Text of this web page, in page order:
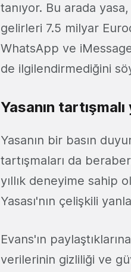
tanıyor. Bu arada
gelirleri 7.5 milyar
WhatsApp ve
de ilgilendirmediğini
Yasanın
Yasanın bir basın
tartışmaları da
yıllık deneyime sahip
Yasası'nın çelişkili
Evans'ın
verilerinin gizliliği ve